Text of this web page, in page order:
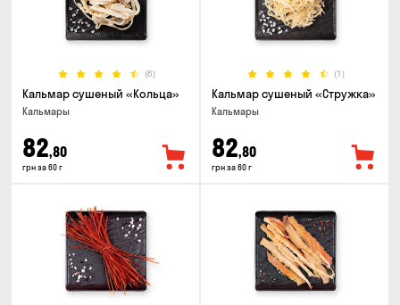
(6)
Кальмар сушеный «Кольца»
Кальмары
82,80
грн за 60 г
(1)
Кальмар сушеный «Стружка»
Кальмары
82,80
грн за 60 г